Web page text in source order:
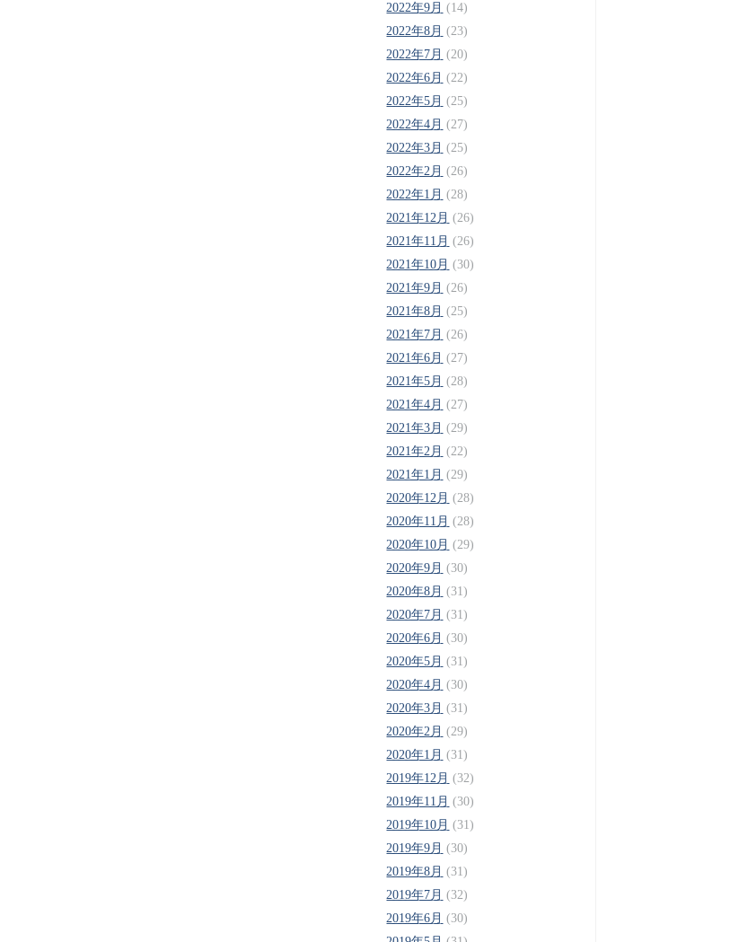
2022年9月 (14)
2022年8月 (23)
2022年7月 (20)
2022年6月 (22)
2022年5月 (25)
2022年4月 (27)
2022年3月 (25)
2022年2月 (26)
2022年1月 (28)
2021年12月 (26)
2021年11月 (26)
2021年10月 (30)
2021年9月 (26)
2021年8月 (25)
2021年7月 (26)
2021年6月 (27)
2021年5月 (28)
2021年4月 (27)
2021年3月 (29)
2021年2月 (22)
2021年1月 (29)
2020年12月 (28)
2020年11月 (28)
2020年10月 (29)
2020年9月 (30)
2020年8月 (31)
2020年7月 (31)
2020年6月 (30)
2020年5月 (31)
2020年4月 (30)
2020年3月 (31)
2020年2月 (29)
2020年1月 (31)
2019年12月 (32)
2019年11月 (30)
2019年10月 (31)
2019年9月 (30)
2019年8月 (31)
2019年7月 (32)
2019年6月 (30)